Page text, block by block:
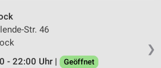
❯
Str. 46
- 22:00 Uhr |
Geöffnet